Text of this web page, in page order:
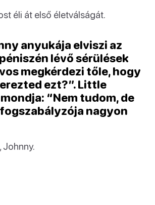
éli át első életválságát.
anyukája elviszi az
lévő sérülések
megkérdezi tőle, hogy
ezt?”. Little
“Nem tudom, de
nagyon
Johnny.